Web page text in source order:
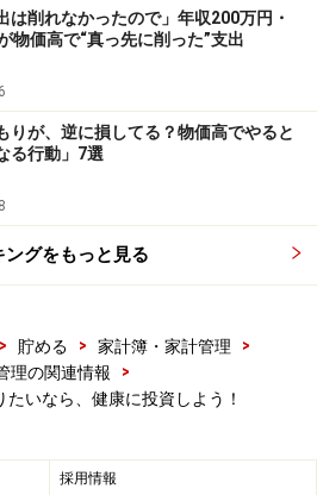
となく必ず行きましょう。健康
悪い所が見つかれば治すことが
きれば安心して色んなことにチ
く女性でありたい
しくありたいとも願います。年齢
た美しさというものを持ちたい
カラットと数え方があります。
輝いていけるというような女性
す。
は削れなかったので」年収200万円・
物価高で“真っ先に削った”支出
りが、逆に損してる？物価高でやると
る行動」7選
ングをもっと見る
> 貯める > 家計簿・家計管理
>
理の関連情報
>
いなら、健康に投資しよう！
採用情報